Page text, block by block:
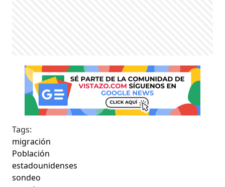
Tags:
migración
Población
estadounidenses
sondeo